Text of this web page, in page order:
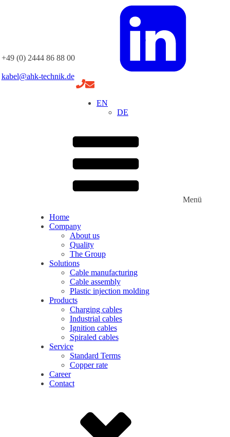
+49 (0) 2444 86 88 00
kabel@ahk-technik.de
EN
DE
Menü
Home
Company
About us
Quality
The Group
Solutions
Cable manufacturing
Cable assembly
Plastic injection molding
Products
Charging cables
Industrial cables
Ignition cables
Spiraled cables
Service
Standard Terms
Copper rate
Career
Contact